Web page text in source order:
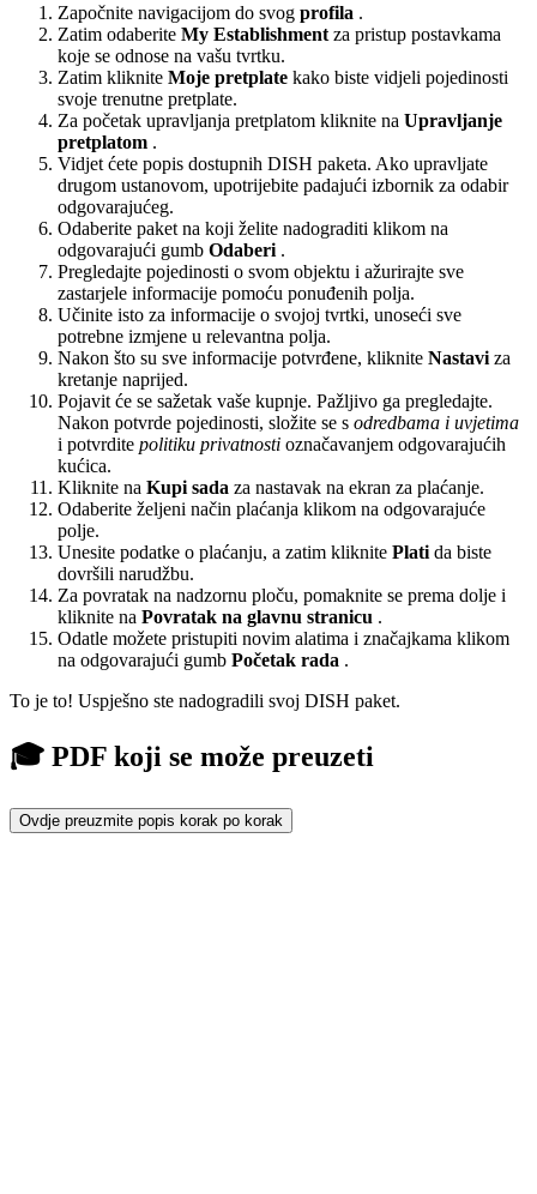
Započnite navigacijom do svog profila .
Zatim odaberite My Establishment za pristup postavkama
koje se odnose na vašu tvrtku.
Zatim kliknite Moje pretplate kako biste vidjeli pojedinosti
svoje trenutne pretplate.
Za početak upravljanja pretplatom kliknite na Upravljanje
pretplatom .
Vidjet ćete popis dostupnih DISH paketa. Ako upravljate
drugom ustanovom, upotrijebite padajući izbornik za odabir
odgovarajućeg.
Odaberite paket na koji želite nadograditi klikom na
odgovarajući gumb Odaberi .
Pregledajte pojedinosti o svom objektu i ažurirajte sve
zastarjele informacije pomoću ponuđenih polja.
Učinite isto za informacije o svojoj tvrtki, unoseći sve
potrebne izmjene u relevantna polja.
Nakon što su sve informacije potvrđene, kliknite Nastavi za
kretanje naprijed.
Pojavit će se sažetak vaše kupnje. Pažljivo ga pregledajte.
Nakon potvrde pojedinosti, složite se s odredbama i uvjetima
i potvrdite politiku privatnosti označavanjem odgovarajućih
kućica.
Kliknite na Kupi sada za nastavak na ekran za plaćanje.
Odaberite željeni način plaćanja klikom na odgovarajuće
polje.
Unesite podatke o plaćanju, a zatim kliknite Plati da biste
dovršili narudžbu.
Za povratak na nadzornu ploču, pomaknite se prema dolje i
kliknite na Povratak na glavnu stranicu .
Odatle možete pristupiti novim alatima i značajkama klikom
na odgovarajući gumb Početak rada .
To je to! Uspješno ste nadogradili svoj DISH paket.
🎓 PDF koji se može preuzeti
Ovdje preuzmite popis korak po korak